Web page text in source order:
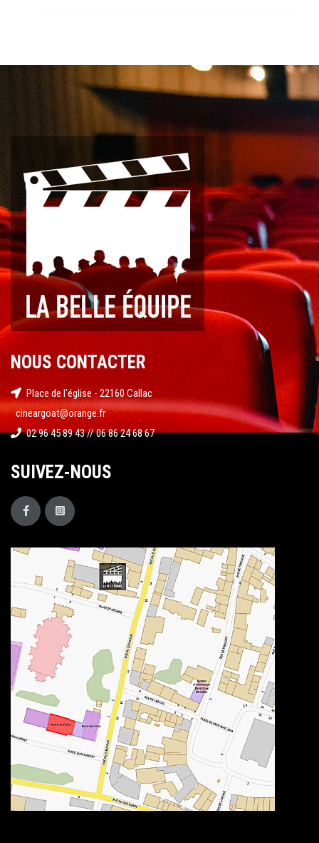
NOUS CONTACTER
Place de l'église - 22160 Callac
cineargoat@orange.fr
02 96 45 89 43 // 06 86 24 68 67
SUIVEZ-NOUS